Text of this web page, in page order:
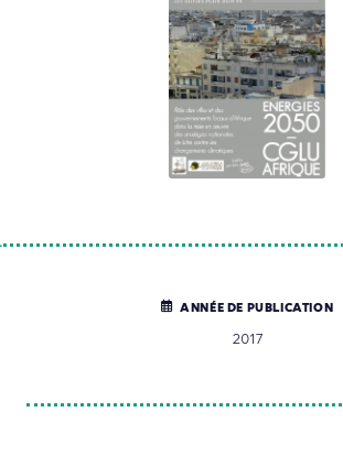
ANNÉE DE PUBLICATION
2017